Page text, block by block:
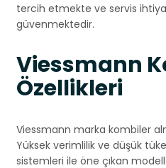
tercih etmekte ve servis
güvenmektedir.
Viessmann
Özellikleri
Viessmann marka kombiler
Yüksek verimlilik ve düşük
sistemleri ile öne çıkan